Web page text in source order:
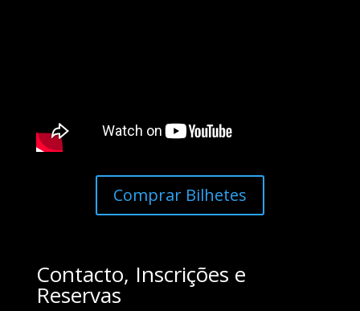
Comprar Bilhetes
Contacto, Inscrições e
Reservas